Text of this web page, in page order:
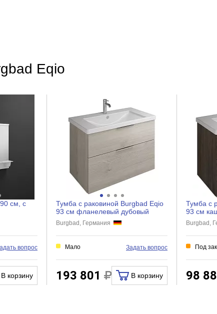
Eqio
см, с
вопрос
В корзину
Тумба с раковиной Burgbad Eqio
93 см фланелевый дубовый
Burgbad, Германия
Мало Задать вопрос
193 801 В корзину
Тумба с
93 см
Burgbad,
Под
98